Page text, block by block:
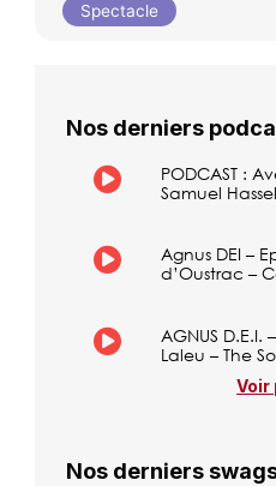
Spectacle
Nos derniers
PODCAST :
Samuel
Agnus DEI –
d’Oustrac –
AGNUS
Laleu – The
Voir
Nos derniers